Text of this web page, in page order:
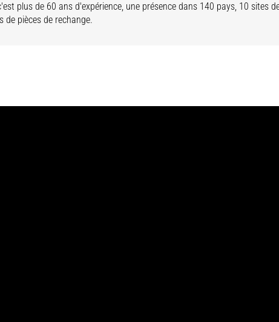
plus de 60 ans d'expérience, une présence dans 140 pays, 10 sites
de pièces de rechange.